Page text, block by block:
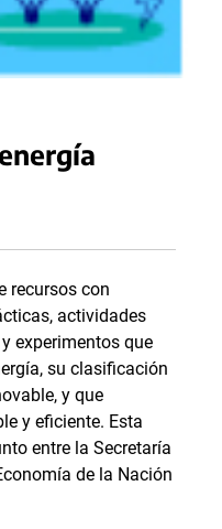
recursos con
actividades
experimentos que
su clasificación
y que
y eficiente. Esta
entre la Secretaría
de la Nación